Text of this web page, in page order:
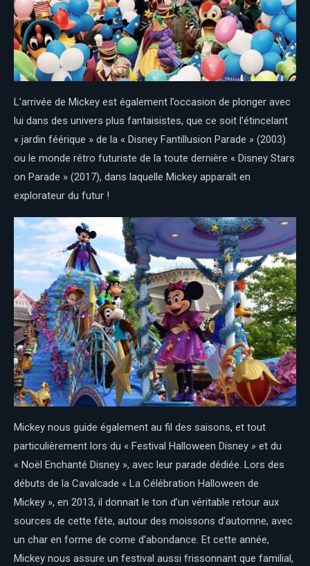
L’arrivée de Mickey est également l’occasion de plonger avec
lui dans des univers plus fantaisistes, que ce soit l’étincelant
« jardin féérique » de la « Disney Fantillusion Parade » (2003)
ou le monde rétro futuriste de la toute dernière « Disney Stars
on Parade » (2017), dans laquelle Mickey apparaît en
explorateur du futur !
Mickey nous guide également au fil des saisons, et tout
particulièrement lors du « Festival Halloween Disney » et du
« Noël Enchanté Disney », avec leur parade dédiée. Lors des
débuts de la Cavalcade « La Célébration Halloween de
Mickey », en 2013, il donnait le ton d’un véritable retour aux
sources de cette fête, autour des moissons d’automne, avec
un char en forme de corne d’abondance. Et cette année,
Mickey nous assure un festival aussi frissonnant que familial,